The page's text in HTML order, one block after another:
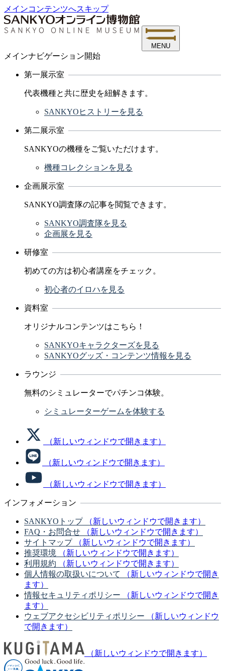
メインコンテンツへスキップ
MENU
メインナビゲーション開始
第一展示室
代表機種と共に歴史を紐解きます。
SANKYOヒストリーを見る
第二展示室
SANKYOの機種をご覧いただけます。
機種コレクションを見る
企画展示室
SANKYO調査隊の記事を閲覧できます。
SANKYO調査隊を見る
企画展を見る
研修室
初めての方は初心者講座をチェック。
初心者のイロハを見る
資料室
オリジナルコンテンツはこちら！
SANKYOキャラクターズを見る
SANKYOグッズ・コンテンツ情報を見る
ラウンジ
無料のシミュレーターでパチンコ体験。
シミュレーターゲームを体験する
（新しいウィンドウで開きます）
（新しいウィンドウで開きます）
（新しいウィンドウで開きます）
インフォメーション
SANKYOトップ
（新しいウィンドウで開きます）
FAQ・お問合せ
（新しいウィンドウで開きます）
サイトマップ
（新しいウィンドウで開きます）
推奨環境
（新しいウィンドウで開きます）
利用規約
（新しいウィンドウで開きます）
個人情報の取扱いについて
（新しいウィンドウで開き
ます）
情報セキュリティポリシー
（新しいウィンドウで開き
ます）
ウェブアクセシビリティポリシー
（新しいウィンドウ
で開きます）
（新しいウィンドウで開きます）